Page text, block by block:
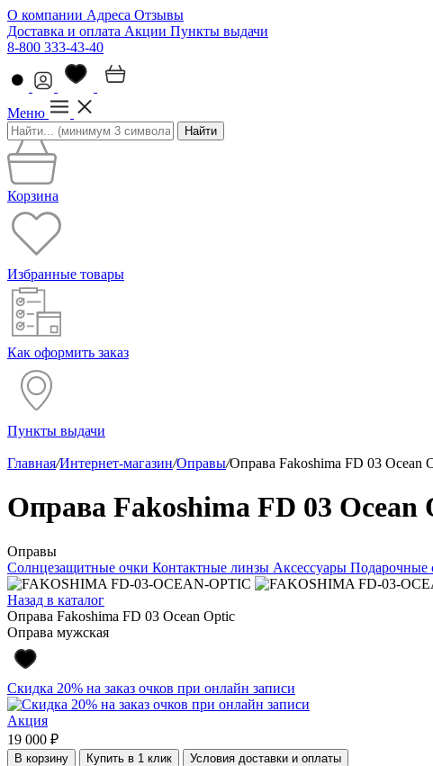
О компании Адреса Отзывы
Доставка и оплата Акции Пункты выдачи
8-800 333-43-40
Меню
Найти
Корзина
Избранные товары
Как оформить заказ
Пункты выдачи
Главная/Интернет-магазин/Оправы/Оправа Fakoshima FD 03 Ocean
Оправа Fakoshima FD 03 Ocean
Оправы
Солнцезащитные очки Контактные линзы Аксессуары Подарочные
Назад в каталог
Оправа Fakoshima FD 03 Ocean Optic
Оправа мужская
Скидка 20% на заказ очков при онлайн записи
Акция
19 000 ₽
В корзину Купить в 1 клик Условия доставки и оплаты